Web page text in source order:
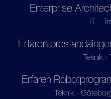
Enterprise
IT ·
Erfaren
Teknik ·
Erfaren
Teknik ·